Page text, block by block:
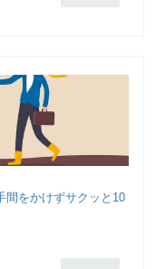
間をかけずサクッと10